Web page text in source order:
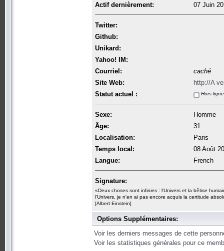
Actif dernièrement:
07 Juin
Twitter:
Github:
Unikard:
Yahoo! IM:
Courriel:
caché
Site Web:
http://A
Statut actuel :
Hors ligne
Sexe:
Homme
Âge:
31
Localisation:
Paris
Temps local:
08 Août
Langue:
French
Signature:
«Deux choses sont infinies : l'Univers et la bêtise
l'Univers, je n'en ai pas encore acquis la certitude
[Albert Einstein]
Options Supplémentaires:
Voir les derniers messages de cette
Voir les statistiques générales pour ce